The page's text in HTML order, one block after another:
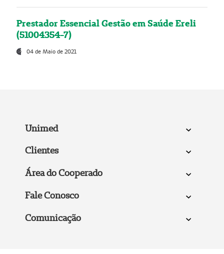
Prestador Essencial Gestão em Saúde Ereli
(51004354-7)
04 de Maio de 2021
Unimed
Clientes
Área do Cooperado
Fale Conosco
Comunicação